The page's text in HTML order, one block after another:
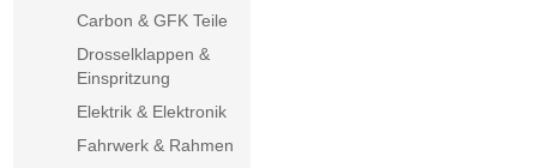
Carbon & GFK Teile
Drosselklappen &
Einspritzung
Elektrik & Elektronik
Fahrwerk & Rahmen